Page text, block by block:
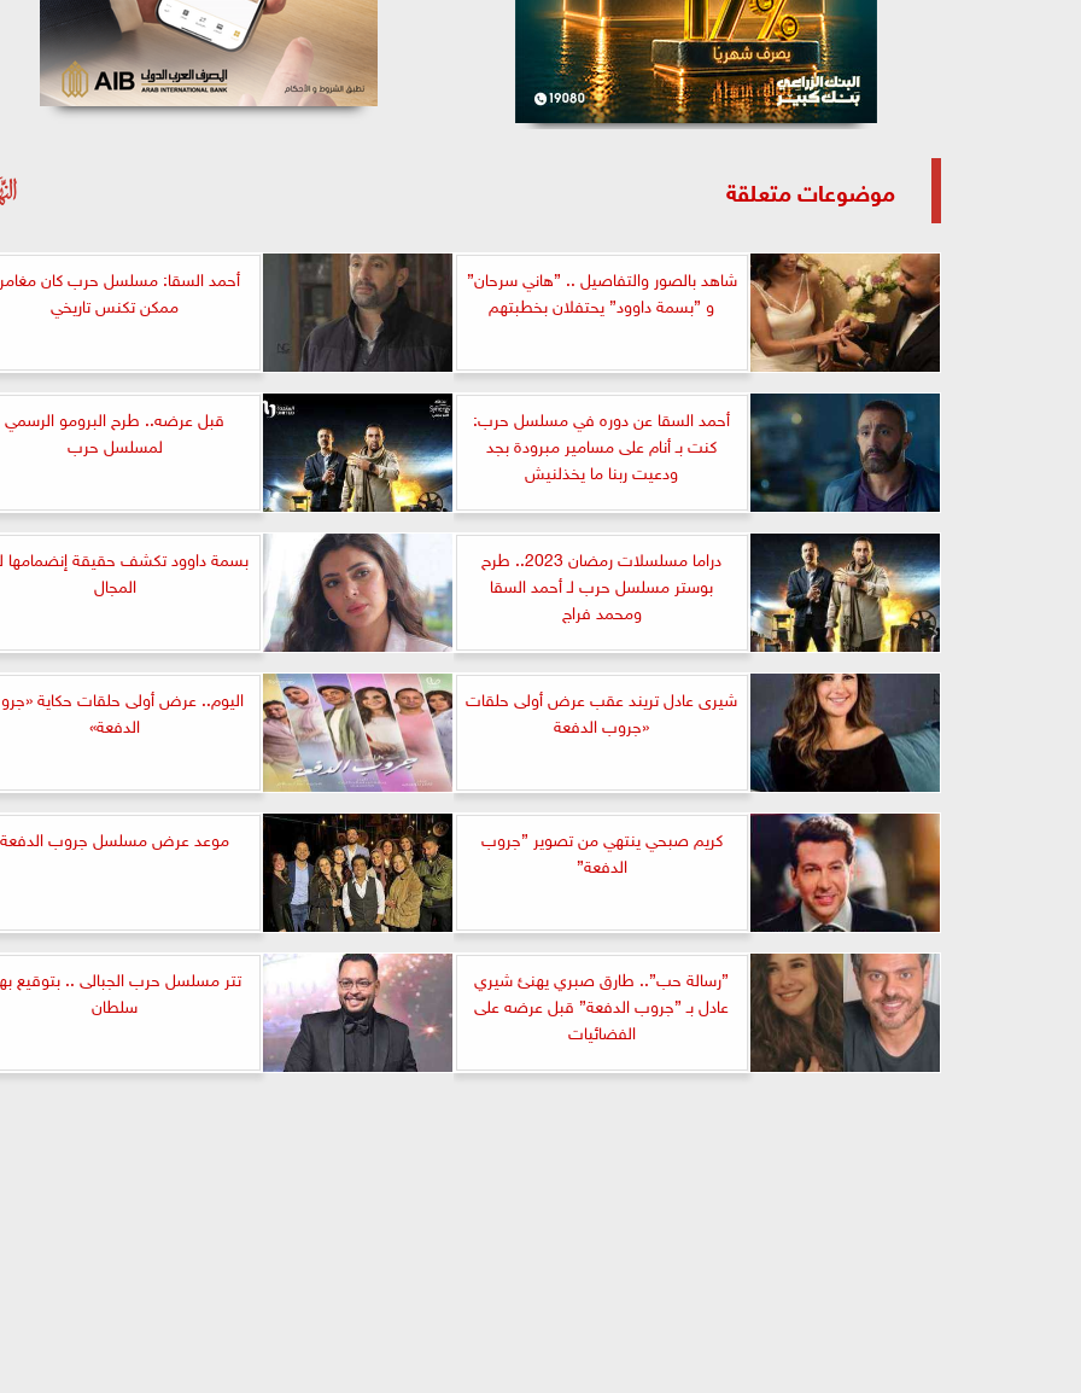
موضوعات متعلقة
شاهد بالصور والتفاصيل .. ”هاني سرحان”
و ”بسمة داوود” يحتفلان بخطبتهم
أحمد السقا: مسلسل حرب كان
ممكن تكنس تاريخي
أحمد السقا عن دوره في مسلسل حرب:
كنت بـ أنام على مسامير مبرودة بجد
ودعيت ربنا ما يخذلنيش
قبل عرضه.. طرح البرومو الرسمي
لمسلسل حرب
دراما مسلسلات رمضان 2023.. طرح
بوستر مسلسل حرب لـ أحمد السقا
ومحمد فراج
بسمة داوود تكشف حقيقة إنضمامها
المجال
شيرى عادل تريند عقب عرض أولى حلقات
«جروب الدفعة
اليوم.. عرض أولى حلقات حكاية
الدفعة»
كريم صبحي ينتهي من تصوير ”جروب
الدفعة”
موعد عرض مسلسل جروب الدفعة
”رسالة حب”.. طارق صبري يهنئ شيري
عادل بـ ”جروب الدفعة” قبل عرضه على
الفضائيات
تتر مسلسل حرب الجبالى .. بتوقيع
سلطان